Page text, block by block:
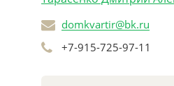
domkvartir@bk.ru
+7-915-725-97-11